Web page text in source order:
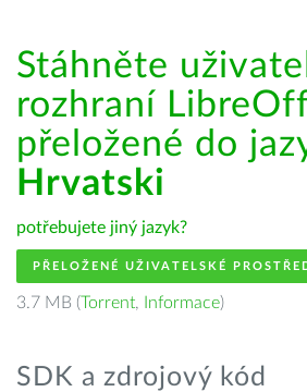
Stáhněte
rozhraní
přeložené do
Hrvatski
potřebujete jiný jazyk?
PŘELOŽENÉ UŽIVATELSKÉ
3.7 MB (Torrent, Informace)
SDK a zdrojový kód